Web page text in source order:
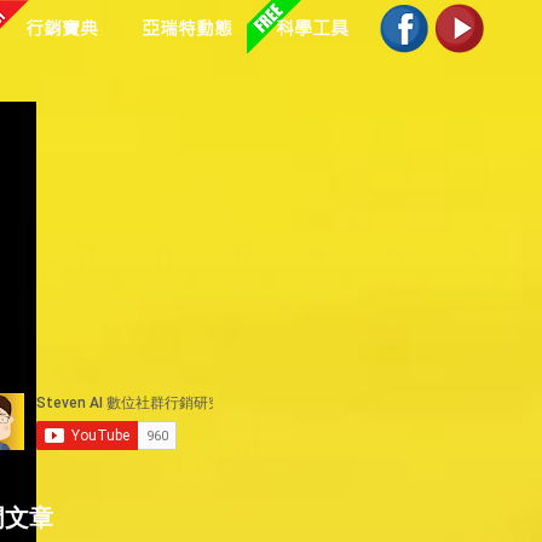
行銷寶典 亞瑞特動態 科學工具
章